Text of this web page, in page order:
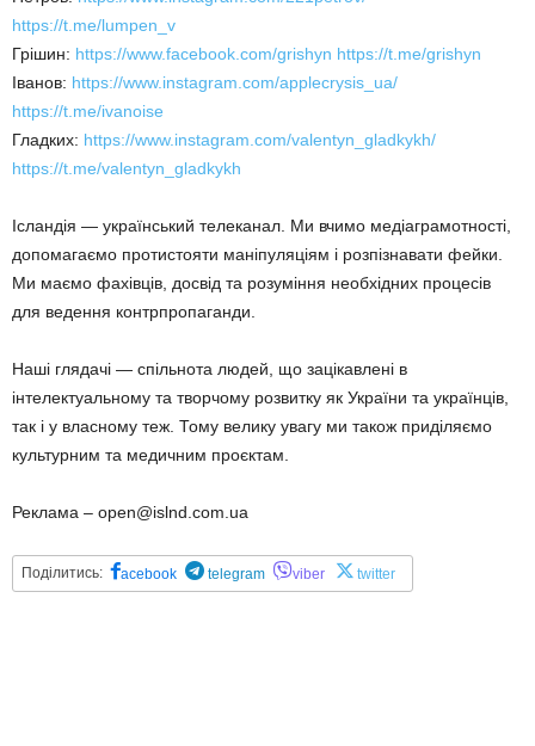
https://t.me/lumpen_v
Грішин: https://www.facebook.com/grishyn https://t.me/grishyn
Іванов: https://www.instagram.com/applecrysis_ua/
https://t.me/ivanoise
Гладких: https://www.instagram.com/valentyn_gladkykh/
https://t.me/valentyn_gladkykh
Ісландія — український телеканал. Ми вчимо медіаграмотності,
допомагаємо протистояти маніпуляціям і розпізнавати фейки.
Ми маємо фахівців, досвід та розуміння необхідних процесів
для ведення контрпропаганди.
Наші глядачі — спільнота людей, що зацікавлені в
інтелектуальному та творчому розвитку як України та українців,
так і у власному теж. Тому велику увагу ми також приділяємо
культурним та медичним проєктам.
Реклама – open@islnd.com.ua
Поділитись: acebook telegram viber twitter